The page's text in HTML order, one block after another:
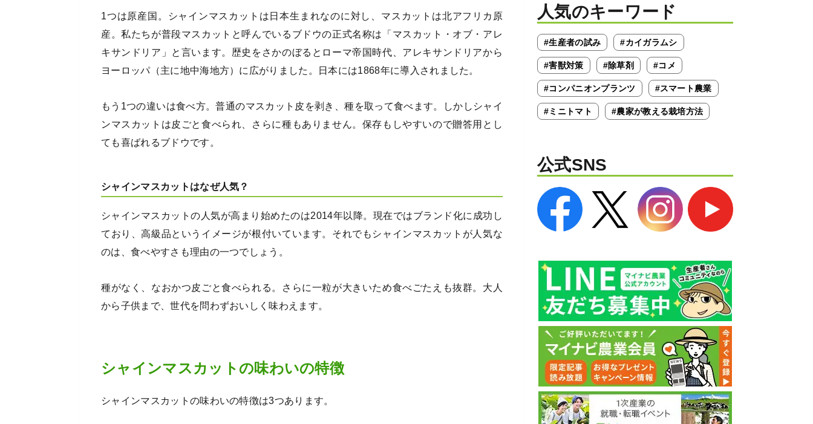
1つは原産国。シャインマスカットは日本生まれなのに対し、マスカットは北アフリカ原
産。私たちが普段マスカットと呼んでいるブドウの正式名称は「マスカット・オブ・アレ
キサンドリア」と言います。歴史をさかのぼるとローマ帝国時代、アレキサンドリアから
ヨーロッパ（主に地中海地方）に広がりました。日本には1868年に導入されました。
もう1つの違いは食べ方。普通のマスカット皮を剥き、種を取って食べます。しかしシャイ
ンマスカットは皮ごと食べられ、さらに種もありません。保存もしやすいので贈答用とし
ても喜ばれるブドウです。
シャインマスカットはなぜ人気？
シャインマスカットの人気が高まり始めたのは2014年以降。現在ではブランド化に成功し
ており、高級品というイメージが根付いています。それでもシャインマスカットが人気な
のは、食べやすさも理由の一つでしょう。
種がなく、なおかつ皮ごと食べられる。さらに一粒が大きいため食べごたえも抜群。大人
から子供まで、世代を問わずおいしく味わえます。
シャインマスカットの味わいの特徴
シャインマスカットの味わいの特徴は3つあります。
人気のキーワード
#生産者の試み #カイガラムシ
#害獣対策 #除草剤 #コメ
#コンパニオンプランツ #スマート農業
#ミニトマト #農家が教える栽培方法
公式SNS